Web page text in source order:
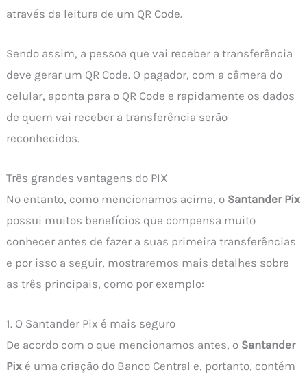
através da leitura de um QR Code.
Sendo assim, a pessoa que vai receber a transferência
deve gerar um QR Code. O pagador, com a câmera do
celular, aponta para o QR Code e rapidamente os dados
de quem vai receber a transferência serão
reconhecidos.
Três grandes vantagens do PIX
No entanto, como mencionamos acima, o Santander Pix
possui muitos benefícios que compensa muito
conhecer antes de fazer a suas primeira transferências
e por isso a seguir, mostraremos mais detalhes sobre
as três principais, como por exemplo:
1. O Santander Pix é mais seguro
De acordo com o que mencionamos antes, o Santander
Pix é uma criação do Banco Central e, portanto, contém